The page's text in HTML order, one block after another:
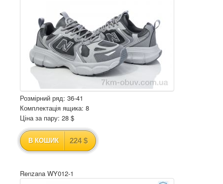
Розмірний ряд: 36-41
Комплектація ящика: 8
Ціна за пару: 28 $
В КОШИК 224 $
Renzana WY012-1